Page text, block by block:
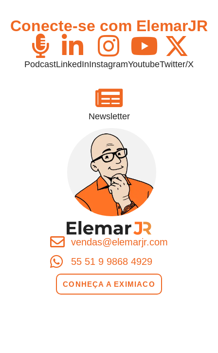
Conecte-se com ElemarJR
PodcastLinkedInInstagramYoutubeTwitter/X
Newsletter
vendas@elemarjr.com
55 51 9 9868 4929
CONHEÇA A EXIMIACO